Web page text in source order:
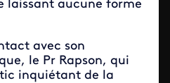
laissant aucune forme
avec son
le Pr Rapson, qui
inquiétant de la